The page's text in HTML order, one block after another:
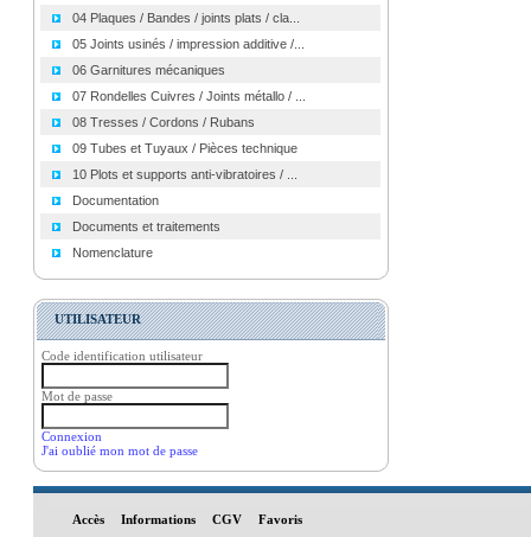
04 Plaques / Bandes / joints plats / cla...
05 Joints usinés / impression additive /...
06 Garnitures mécaniques
07 Rondelles Cuivres / Joints métallo / ...
08 Tresses / Cordons / Rubans
09 Tubes et Tuyaux / Pièces technique
10 Plots et supports anti-vibratoires / ...
Documentation
Documents et traitements
Nomenclature
UTILISATEUR
Code identification utilisateur
Mot de passe
Connexion
J'ai oublié mon mot de passe
Accès Informations CGV Favoris